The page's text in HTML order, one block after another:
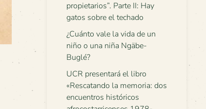
propietarios”. Parte II: Hay
gatos sobre el techado
¿Cuánto vale la vida de un
niño o una niña Ngäbe-
Buglé?
UCR presentará el libro
«Rescatando la memoria: dos
encuentros históricos